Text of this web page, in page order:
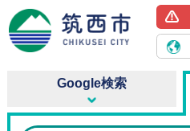
Google検索